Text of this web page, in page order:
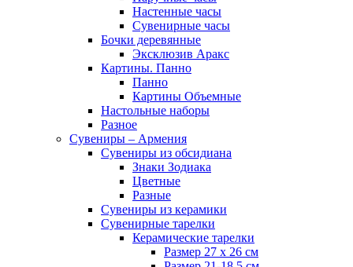
Настенные часы
Сувенирные часы
Бочки деревянные
Эксклюзив Аракс
Картины. Панно
Панно
Картины Объемные
Настольные наборы
Разное
Сувениры – Армения
Сувениры из обсидиана
Знаки Зодиака
Цветные
Разные
Сувениры из керамики
Сувенирные тарелки
Керамические тарелки
Размер 27 х 26 см